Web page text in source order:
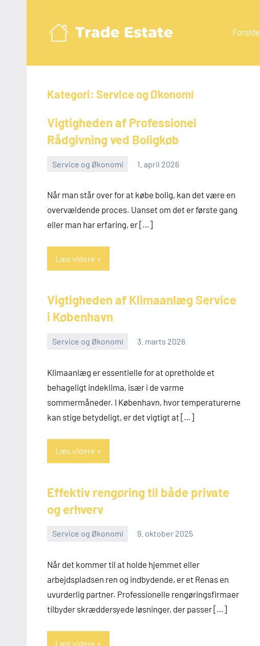
indhold
Forside
Kategori: Service og Økonomi
Vigtigheden af Professionel
Rådgivning ved Boligkøb
Service og Økonomi 1. april 2026
Når man står over for at købe bolig, kan det være en
overvældende proces. Uanset om det er første gang
eller man har erfaring, er […]
Læs videre
Vigtigheden af Klimaanlæg Service
i København
Service og Økonomi 3. marts 2026
Klimaanlæg er essentielle for at opretholde et
behageligt indeklima, især i de varme
sommermåneder. I København, hvor temperaturerne
kan stige betydeligt, er det vigtigt at […]
Læs videre
Effektiv rengøring til både private
og erhverv
Service og Økonomi 9. oktober 2025
Når det kommer til at holde hjemmet eller
arbejdspladsen ren og indbydende, er et Renas en
uvurderlig partner. Professionelle rengøringsfirmaer
tilbyder skræddersyede løsninger, der passer […]
Læs videre